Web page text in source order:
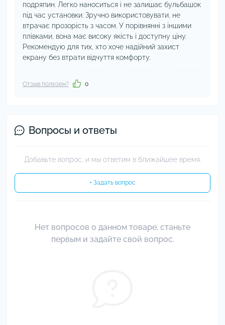
подряпин. Легко наноситься і не залишає бульбашок
під час установки. Зручно використовувати, не
втрачає прозорість з часом. У порівнянні з іншими
плівками, вона має високу якість і доступну ціну.
Рекомендую для тих, хто хоче надійний захист
екрану без втрати відчуття комфорту.
Отзыв полезен? 0
Вопросы и ответы
Добавьте вопрос, и мы ответим в ближайшее время.
+ Задать вопрос
Нет вопросов о данном товаре, станьте
первым и задайте свой вопрос.